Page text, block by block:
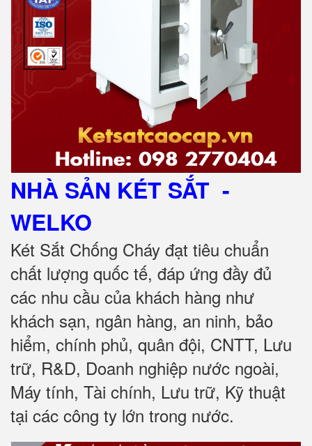
NHÀ SẢN KÉT SẮT -
WELKO
Két Sắt Chống Cháy đạt tiêu chuẩn
chất lượng quốc tế, đáp ứng đầy đủ
các nhu cầu của khách hàng như
khách sạn, ngân hàng, an ninh, bảo
hiểm, chính phủ, quân đội, CNTT, Lưu
trữ, R&D, Doanh nghiệp nước ngoài,
Máy tính, Tài chính, Lưu trữ, Kỹ thuật
tại các công ty lớn trong nước.